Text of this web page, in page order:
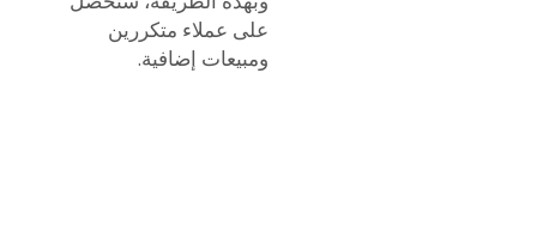
على عملاء متكررين
ومبيعات إضافية.